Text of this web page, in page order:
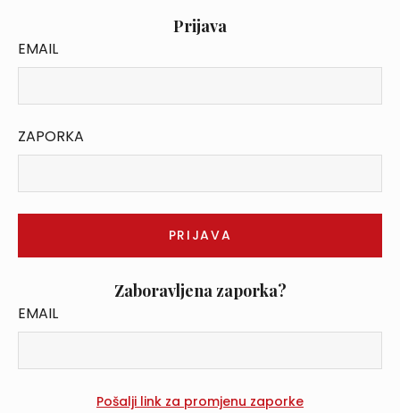
Prijava
EMAIL
ZAPORKA
Zaboravljena zaporka?
EMAIL